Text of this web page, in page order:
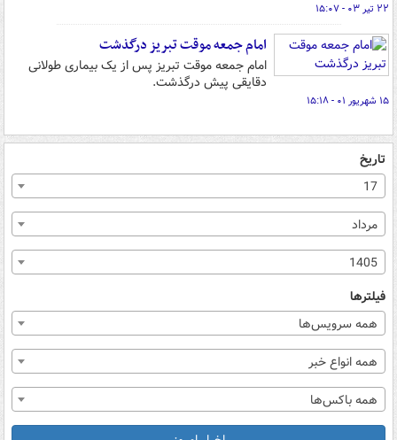
۲۲ تیر ۰۳ - ۱۵:۰۷
امام جمعه موقت تبریز درگذشت
امام جمعه موقت تبریز پس از یک بیماری طولانی
دقایقی پیش درگذشت.
۱۵ شهریور ۰۱ - ۱۵:۱۸
تاریخ
17
مرداد
1405
فیلترها
همه سرویس‌ها
همه انواع خبر
همه باکس‌ها